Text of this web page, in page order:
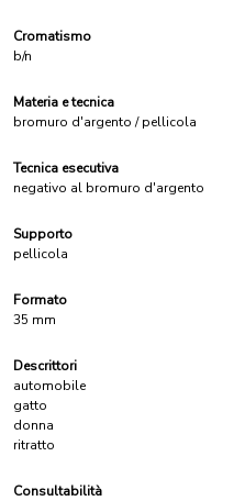
Cromatismo
b/n
Materia e tecnica
bromuro d'argento / pellicola
Tecnica esecutiva
negativo al bromuro d'argento
Supporto
pellicola
Formato
35 mm
Descrittori
automobile
gatto
donna
ritratto
Consultabilità